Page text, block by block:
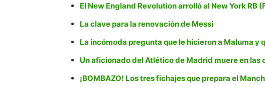
El New England Revolution arrolló al New York RB
La clave para la renovación de Messi
La incómoda pregunta que le hicieron a Maluma y
Un aficionado del Atlético de Madrid muere en
¡BOMBAZO! Los tres fichajes que prepara el